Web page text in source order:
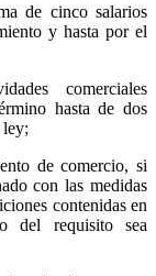
de cinco salarios
y hasta por el
comerciales
hasta de dos
ley;
de comercio, si
con las medidas
contenidas en
del requisito sea